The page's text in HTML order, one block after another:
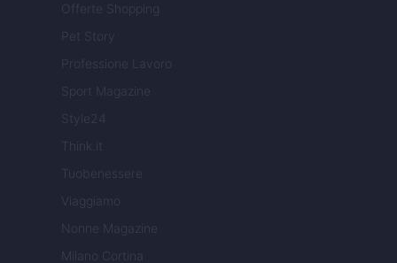
Offerte Shopping
Pet Story
Professione Lavoro
Sport Magazine
Style24
Think.it
Tuobenessere
Viaggiamo
Nonne Magazine
Milano Cortina